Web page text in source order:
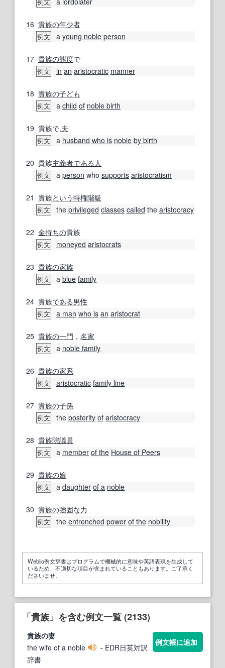
例文
16 貴族の年少者
例文 a young noble person
17 貴族の態度で
例文 in an aristocratic manner
18 貴族の子ども
例文 a child of noble birth
19 貴族で,夫
例文 a husband who is noble by birth
20 貴族主義者である 人
例文 a person who supports aristocratism
21 貴族という特権階級
例文 the privileged classes called the aristocracy
22 金持ちの貴族
例文 moneyed aristocrats
23 貴族の家族
例文 a blue family
24 貴族である男性
例文 a man who is an aristocrat
25 貴族の一門 ， 名家
例文 a noble family
26 貴族の家系
例文 aristocratic family line
27 貴族の子孫
例文 the posterity of aristocracy
28 貴族院議員
例文 a member of the House of Peers
29 貴族の娘
例文 a daughter of a noble
30 貴族の強固な力
例文 the entrenched power of the nobility
Weblio例文辞書はプログラムで機械的に意味や英語表現を生成して
いるため、不適切な項目が含まれていることもあります。ご了承く
ださいませ。
「貴族」を含む例文一覧 (2133)
貴族の妻
the wife of a noble
- EDR日英対訳
辞書
例文帳に追加